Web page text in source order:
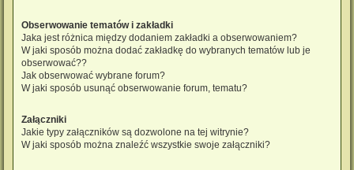
Obserwowanie tematów i zakładki
Jaka jest różnica między dodaniem zakładki a obserwowaniem?
W jaki sposób można dodać zakładkę do wybranych tematów lub je
obserwować??
Jak obserwować wybrane forum?
W jaki sposób usunąć obserwowanie forum, tematu?
Załączniki
Jakie typy załączników są dozwolone na tej witrynie?
W jaki sposób można znaleźć wszystkie swoje załączniki?